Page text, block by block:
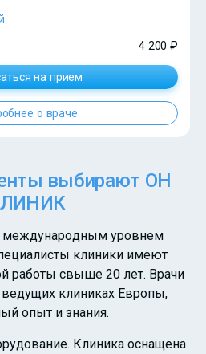
4 200 ₽
на прием
о враче
выбирают ОН
международным уровнем
клиники имеют
работы свыше 20 лет. Врачи
клиниках Европы,
опыт и знания.
Клиника оснащена